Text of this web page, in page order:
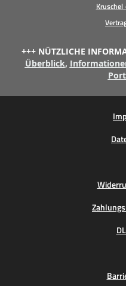
Kruschel
+++ NÜTZLICHE
Überblick,